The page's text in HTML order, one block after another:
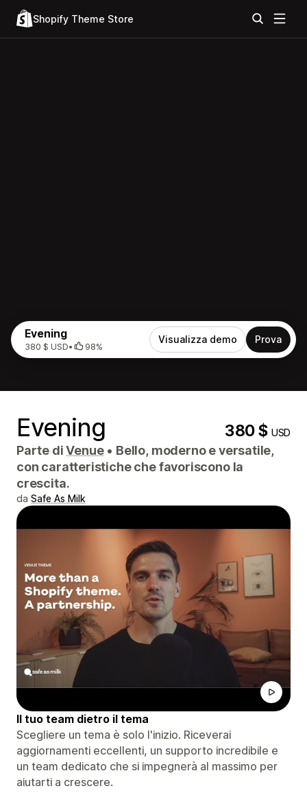
Shopify Theme Store
Evening
380 $ USD• 98%
Visualizza demo Prova
Evening 380 $USD
Parte diVenue • Bello, moderno e versatile,
con caratteristiche che favoriscono la
crescita.
da Safe As Milk
Il tuo team dietro il tema
Scegliere un tema è solo l'inizio. Riceverai
aggiornamenti eccellenti, un supporto incredibile e
un team dedicato che si impegnerà al massimo per
aiutarti a crescere.